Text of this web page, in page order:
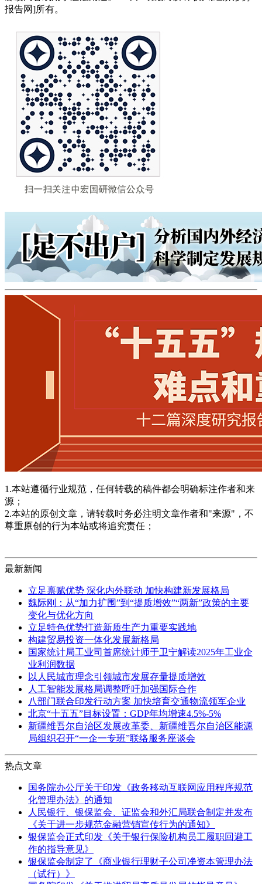
报告网]所有。
1.本站遵循行业规范，任何转载的稿件都会明确标注作者和来
源；
2.本站的原创文章，请转载时务必注明文章作者和"来源"，不
尊重原创的行为本站或将追究责任；
最新新闻
立足禀赋优势 深化内外联动 加快构建新发展格局
魏际刚：从“加力扩围”到“提质增效”“两新”政策的主要
变化与优化方向
立足特色优势打造新质生产力重要实践地
构建贸易投资一体化发展新格局
国家统计局工业司首席统计师于卫宁解读2025年工业企
业利润数据
以人民城市理念引领城市发展存量提质增效
人工智能发展格局调整呼吁加强国际合作
八部门联合印发行动方案 加快培育交通物流领军企业
北京“十五五”目标设置：GDP年均增速4.5%-5%
新疆维吾尔自治区发展改革委、新疆维吾尔自治区能源
局组织召开“一企一专班”联络服务座谈会
热点文章
国务院办公厅关于印发《政务移动互联网应用程序规范
化管理办法》的通知
人民银行、银保监会、证监会和外汇局联合制定并发布
《关于进一步规范金融营销宣传行为的通知》
银保监会正式印发《关于银行保险机构员工履职回避工
作的指导意见》
银保监会制定了《商业银行理财子公司净资本管理办法
（试行）》